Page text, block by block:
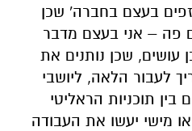
בעצם בחברה' שכן
פה – אני בעצם מדבר
עושים, שכן נותנים את
לעבור הלאה, ליושבי
תוכניות הראליטי
מישי יעשו את העבודה